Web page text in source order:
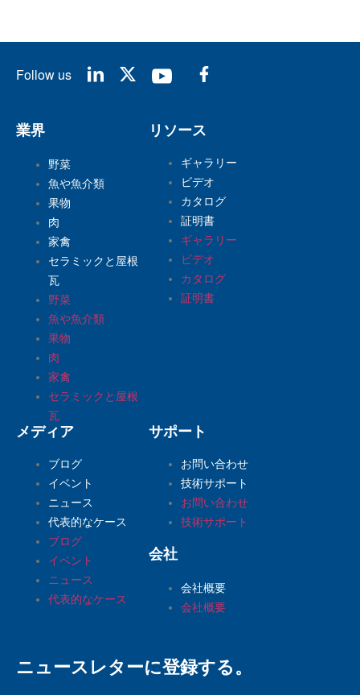
Follow us
業界
野菜
魚や魚介類
果物
肉
家禽
セラミックと屋根
瓦
野菜
魚や魚介類
果物
肉
家禽
セラミックと屋根
瓦
リソース
ギャラリー
ビデオ
カタログ
証明書
ギャラリー
ビデオ
カタログ
証明書
メディア
ブログ
イベント
ニュース
代表的なケース
ブログ
イベント
ニュース
代表的なケース
サポート
お問い合わせ
技術サポート
お問い合わせ
技術サポート
会社
会社概要
会社概要
ニュースレターに登録する。